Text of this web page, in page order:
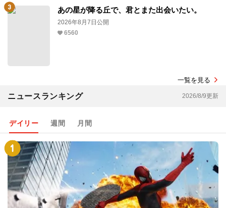
あの星が降る丘で、君とまた出会いたい。
2026年8月7日公開
6560
一覧を見る
ニュースランキング 2026/8/9更新
デイリー 週間 月間